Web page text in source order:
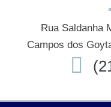
Rua Saldanha
Campos dos